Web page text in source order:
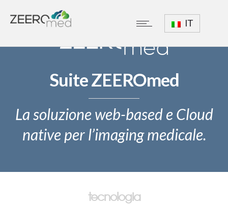
IT
Suite ZEEROmed
La soluzione web-based e Cloud
native per l’imaging medicale.
tecnologia